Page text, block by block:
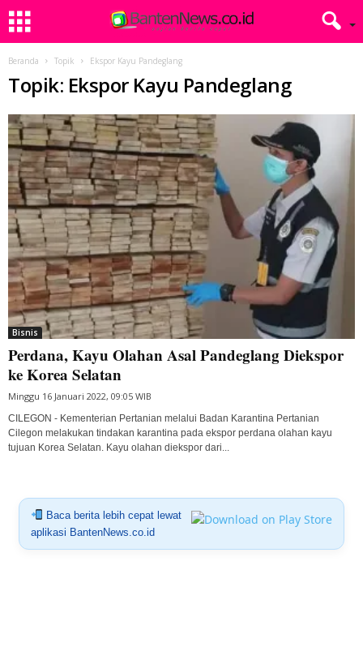
Beranda Topik Ekspor Kayu Pandeglang
Topik: Ekspor Kayu Pandeglang
Bisnis
Perdana, Kayu Olahan Asal Pandeglang Diekspor
ke Korea Selatan
Minggu 16 Januari 2022, 09:05 WIB
CILEGON - Kementerian Pertanian melalui Badan Karantina Pertanian
Cilegon melakukan tindakan karantina pada ekspor perdana olahan kayu
tujuan Korea Selatan. Kayu olahan diekspor dari...
Baca berita lebih cepat lewat
aplikasi BantenNews.co.id